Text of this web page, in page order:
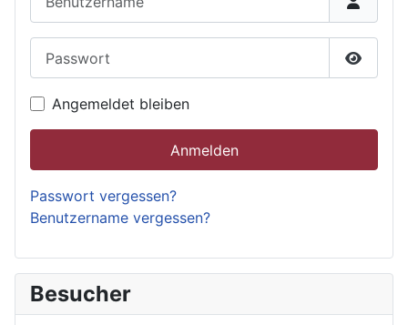
Angemeldet bleiben
Anmelden
Passwort vergessen?
Benutzername vergessen?
Besucher